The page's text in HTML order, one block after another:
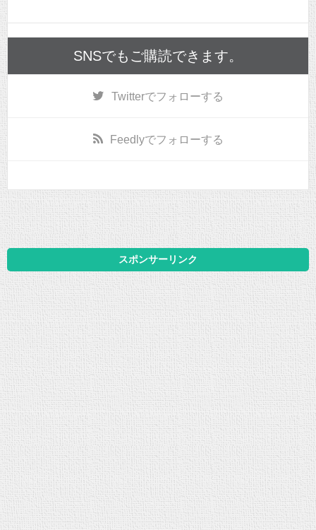
SNSでもご購読できます。
Twitterでフォローする
Feedlyでフォローする
スポンサーリンク